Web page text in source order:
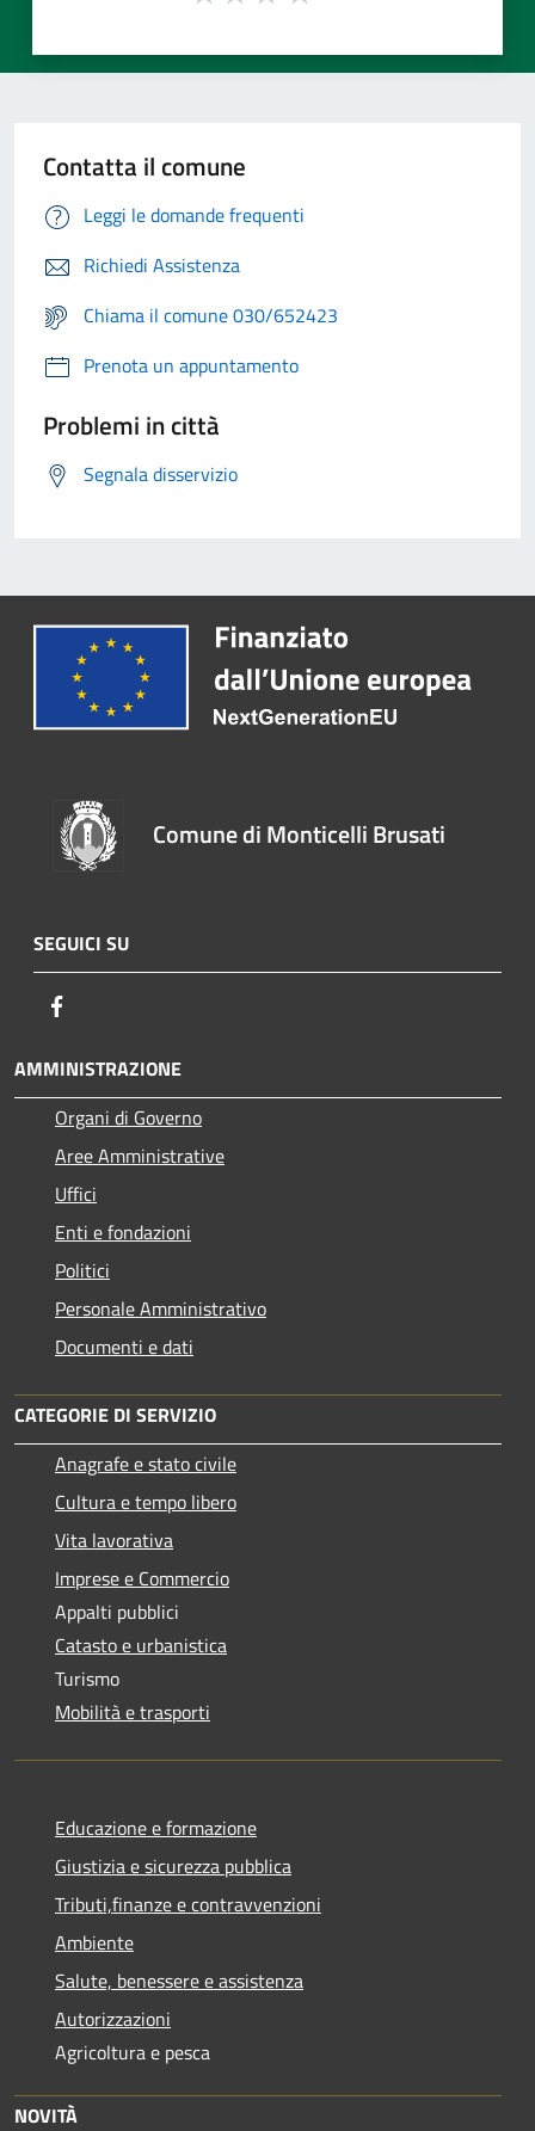
Contatta il comune
Leggi le domande frequenti
Richiedi Assistenza
Chiama il comune 030/652423
Prenota un appuntamento
Problemi in città
Segnala disservizio
Comune di Monticelli Brusati
SEGUICI SU
AMMINISTRAZIONE
Organi di Governo
Aree Amministrative
Uffici
Enti e fondazioni
Politici
Personale Amministrativo
Documenti e dati
CATEGORIE DI SERVIZIO
Anagrafe e stato civile
Cultura e tempo libero
Vita lavorativa
Imprese e Commercio
Appalti pubblici
Catasto e urbanistica
Turismo
Mobilità e trasporti
Educazione e formazione
Giustizia e sicurezza pubblica
Tributi,finanze e contravvenzioni
Ambiente
Salute, benessere e assistenza
Autorizzazioni
Agricoltura e pesca
NOVITÀ